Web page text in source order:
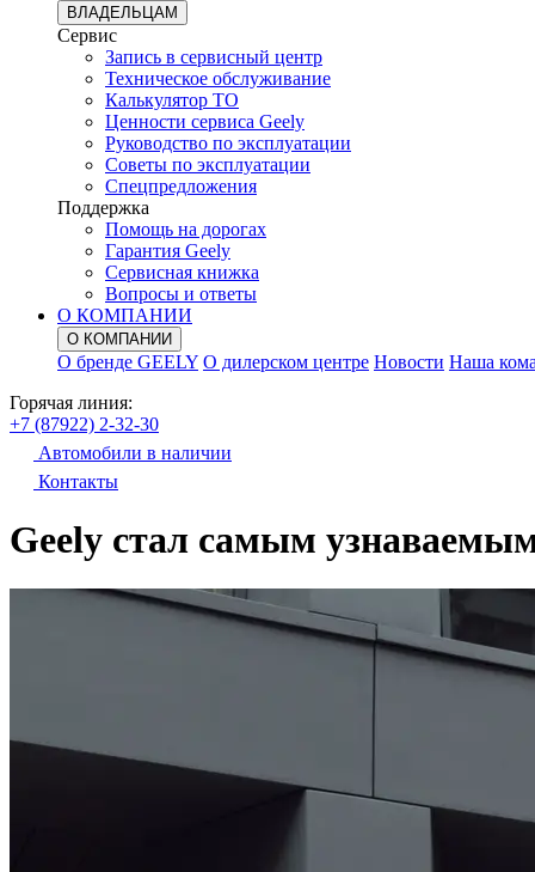
ВЛАДЕЛЬЦАМ
Сервис
Запись в сервисный центр
Техническое обслуживание
Калькулятор ТО
Ценности сервиса Geely
Руководство по эксплуатации
Советы по эксплуатации
Спецпредложения
Поддержка
Помощь на дорогах
Гарантия Geely
Сервисная книжка
Вопросы и ответы
О КОМПАНИИ
О КОМПАНИИ
О бренде GEELY О дилерском центре Новости Наша
Горячая линия:
+7 (87922) 2-32-30
Автомобили в наличии
Контакты
Geely стал самым